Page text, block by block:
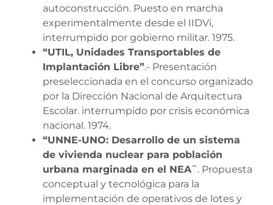
autoconstrucción. Puesto en marcha
experimentalmente desde el IIDVi,
interrumpido por gobierno militar. 1975.
“UTIL, Unidades Transportables de
Implantación Libre”.- Presentación
preseleccionada en el concurso organizado
por la Dirección Nacional de Arquitectura
Escolar. interrumpido por crisis económica
nacional. 1974.
“UNNE-UNO: Desarrollo de un sistema
de vivienda nuclear para población
urbana marginada en el NEA¨. Propuesta
conceptual y tecnológica para la
implementación de operativos de lotes y